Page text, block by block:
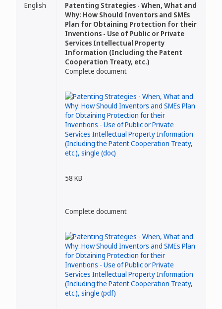
English
Patenting Strategies - When, What and
Why: How Should Inventors and SMEs
Plan for Obtaining Protection for their
Inventions - Use of Public or Private
Services Intellectual Property
Information (Including the Patent
Cooperation Treaty, etc.)
Complete document
58 KB
Complete document